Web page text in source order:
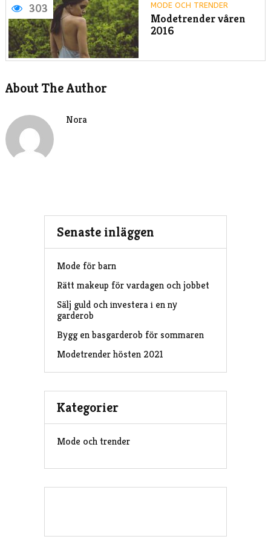
303 MODE OCH TRENDER
Modetrender våren
2016
About The Author
Nora
Senaste inläggen
Mode för barn
Rätt makeup för vardagen och jobbet
Sälj guld och investera i en ny
garderob
Bygg en basgarderob för sommaren
Modetrender hösten 2021
Kategorier
Mode och trender